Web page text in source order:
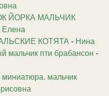
ЙОРКА МАЛЬЧИК
Елена
КОТЯТА - Нина
мальчик пти брабансон -
мальчик